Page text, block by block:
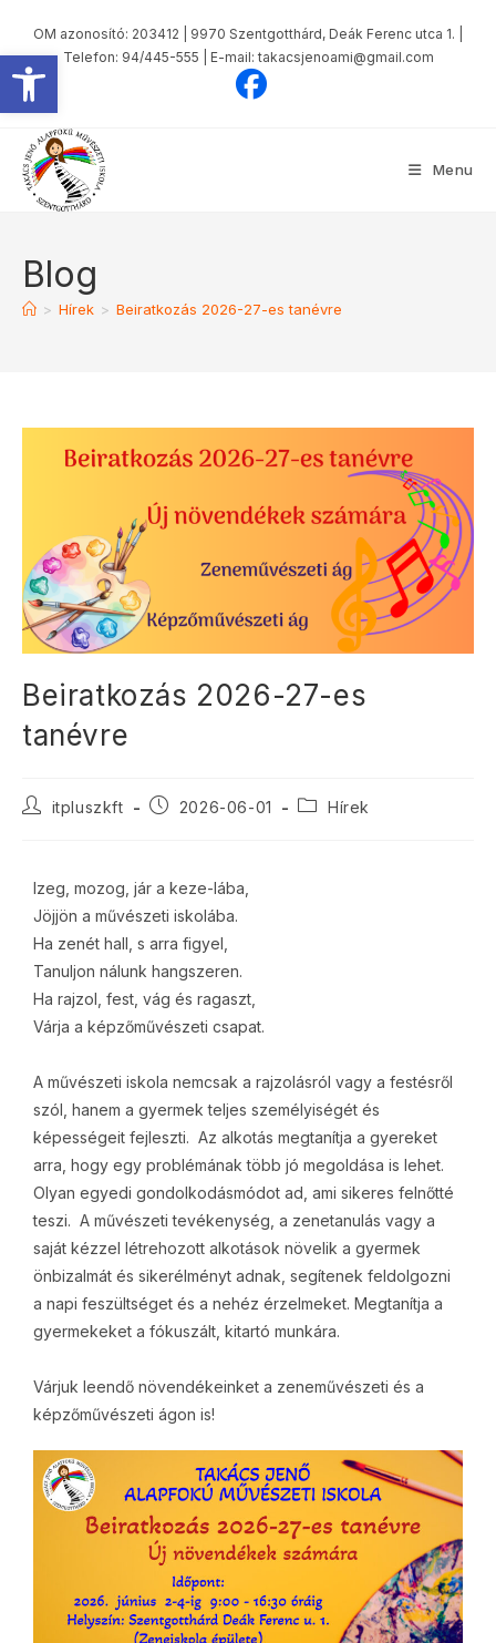
Eszköztár megnyitása
OM azonosító: 203412 | 9970 Szentgotthárd, Deák Ferenc utca 1. |
Telefon: 94/445-555 | E-mail: takacsjenoami@gmail.com
Menu
Blog
> Hírek > Beiratkozás 2026-27-es tanévre
Beiratkozás 2026-27-es
tanévre
itpluszkft 2026-06-01 Hírek
Izeg, mozog, jár a keze-lába,
Jöjjön a művészeti iskolába.
Ha zenét hall, s arra figyel,
Tanuljon nálunk hangszeren.
Ha rajzol, fest, vág és ragaszt,
Várja a képzőművészeti csapat.
A művészeti iskola nemcsak a rajzolásról vagy a festésről
szól, hanem a gyermek teljes személyiségét és
képességeit fejleszti. Az alkotás megtanítja a gyereket
arra, hogy egy problémának több jó megoldása is lehet.
Olyan egyedi gondolkodásmódot ad, ami sikeres felnőtté
teszi. A művészeti tevékenység, a zenetanulás vagy a
saját kézzel létrehozott alkotások növelik a gyermek
önbizalmát és sikerélményt adnak, segítenek feldolgozni
a napi feszültséget és a nehéz érzelmeket. Megtanítja a
gyermekeket a fókuszált, kitartó munkára.
Várjuk leendő növendékeinket a zeneművészeti és a
képzőművészeti ágon is!